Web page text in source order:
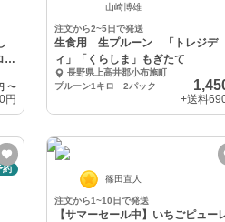
以
〜
円
山崎博雄
注文から2~5日で発送
生食用 生プルーン 「トレジデ
ィ」「くらしま」もぎたて
長野県上高井郡小布施町
プルーン1キロ 2パック
+送料
約
篠田直人
注文から1~10日で発送
【サマーセール中】いちごピュー